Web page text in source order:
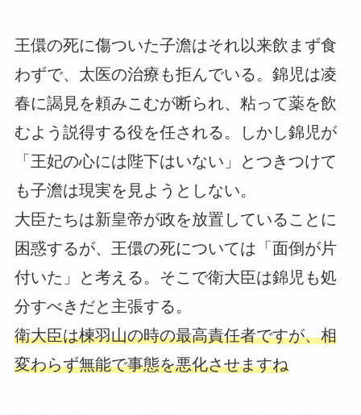
王儇の死に傷ついた子澹はそれ以来飲まず食
わずで、太医の治療も拒んでいる。錦児は凌
春に謁見を頼みこむが断られ、粘って薬を飲
むよう説得する役を任される。しかし錦児が
「王妃の心には陛下はいない」とつきつけて
も子澹は現実を見ようとしない。
大臣たちは新皇帝が政を放置していることに
困惑するが、王儇の死については「面倒が片
付いた」と考える。そこで衛大臣は錦児も処
分すべきだと主張する。
衛大臣は楝羽山の時の最高責任者ですが、相
変わらず無能で事態を悪化させますね